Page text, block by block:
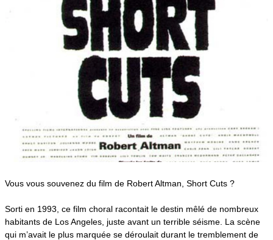
Vous vous souvenez du film de Robert Altman, Short Cuts ?
Sorti en 1993, ce film choral racontait le destin mêlé de nombreux
habitants de Los Angeles, juste avant un terrible séisme. La scène
qui m’avait le plus marquée se déroulait durant le tremblement de